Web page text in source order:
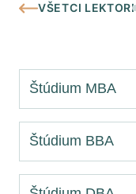
VŠETCI LEKTORI
Štúdium MBA
Štúdium BBA